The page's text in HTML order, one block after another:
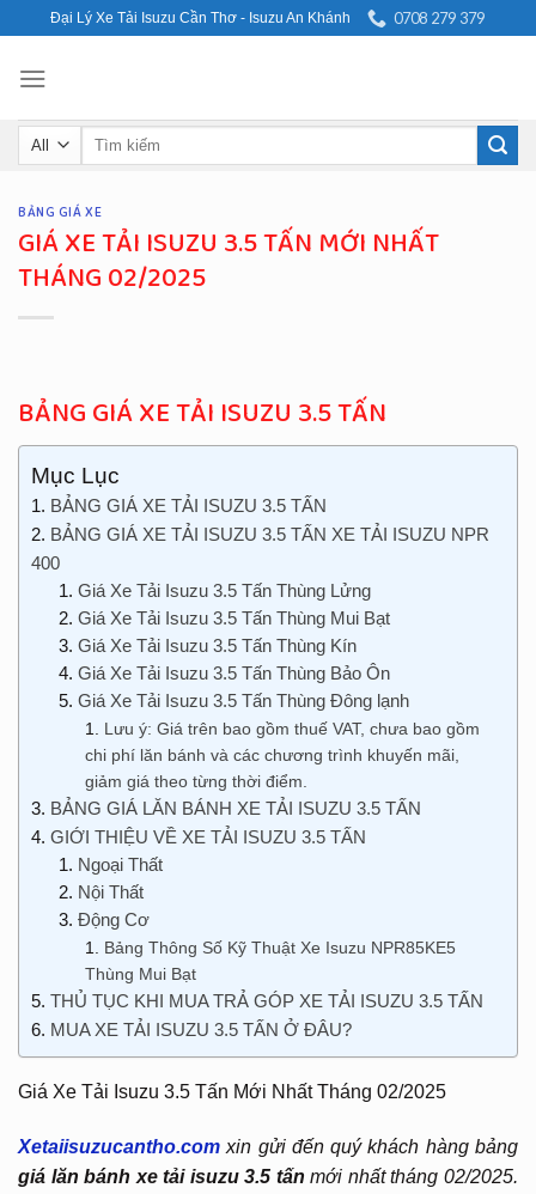
to
content
Đại Lý Xe Tải Isuzu Cần Thơ - Isuzu An Khánh 0708 279 379
Search
BẢNG GIÁ XE
GIÁ XE TẢI ISUZU 3.5 TẤN MỚI NHẤT
THÁNG 02/2025
BẢNG GIÁ XE TẢI ISUZU 3.5 TẤN
Mục Lục
BẢNG GIÁ XE TẢI ISUZU 3.5 TẤN
BẢNG GIÁ XE TẢI ISUZU 3.5 TẤN XE TẢI ISUZU NPR
400
Giá Xe Tải Isuzu 3.5 Tấn Thùng Lửng
Giá Xe Tải Isuzu 3.5 Tấn Thùng Mui Bạt
Giá Xe Tải Isuzu 3.5 Tấn Thùng Kín
Giá Xe Tải Isuzu 3.5 Tấn Thùng Bảo Ôn
Giá Xe Tải Isuzu 3.5 Tấn Thùng Đông lạnh
Lưu ý: Giá trên bao gồm thuế VAT, chưa bao gồm
chi phí lăn bánh và các chương trình khuyến mãi,
giảm giá theo từng thời điểm.
BẢNG GIÁ LĂN BÁNH XE TẢI ISUZU 3.5 TẤN
GIỚI THIỆU VỀ XE TẢI ISUZU 3.5 TẤN
Ngoại Thất
Nội Thất
Động Cơ
Bảng Thông Số Kỹ Thuật Xe Isuzu NPR85KE5
Thùng Mui Bạt
THỦ TỤC KHI MUA TRẢ GÓP XE TẢI ISUZU 3.5 TẤN
MUA XE TẢI ISUZU 3.5 TẤN Ở ĐÂU?
Giá Xe Tải Isuzu 3.5 Tấn Mới Nhất Tháng 02/2025
Xetaiisuzucantho.com xin gửi đến quý khách hàng bảng
giá lăn bánh xe tải isuzu 3.5 tấnmới nhất tháng 02/2025.